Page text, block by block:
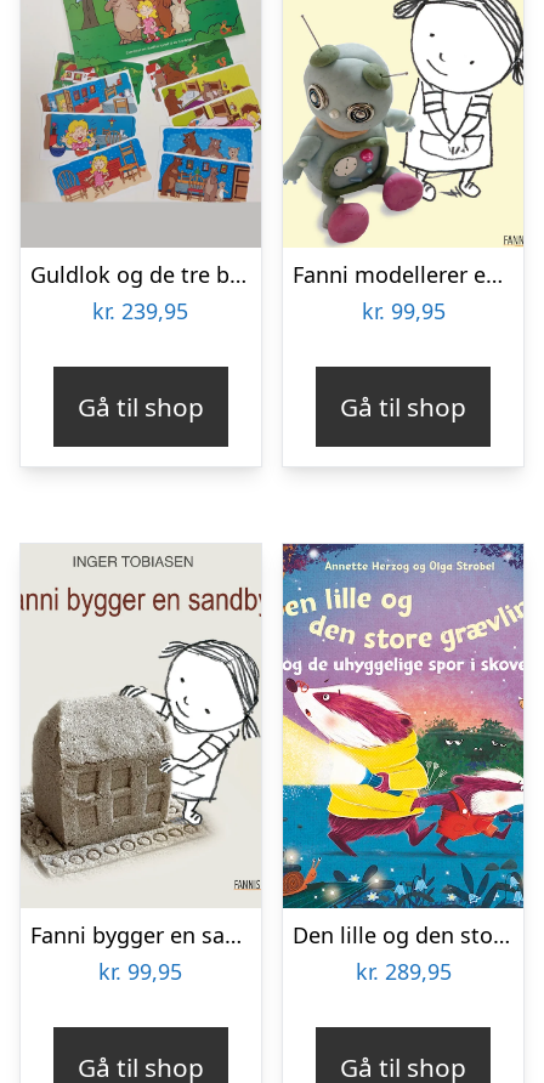
Guldlok og de tre bjørne
kr. 239,95
Gå til shop
Fanni modellerer en robot
kr. 99,95
Gå til shop
Fanni bygger en sandby
kr. 99,95
Gå til shop
Den lille og den store grævling og de uhyggelige spor i skoven
kr. 289,95
Gå til shop